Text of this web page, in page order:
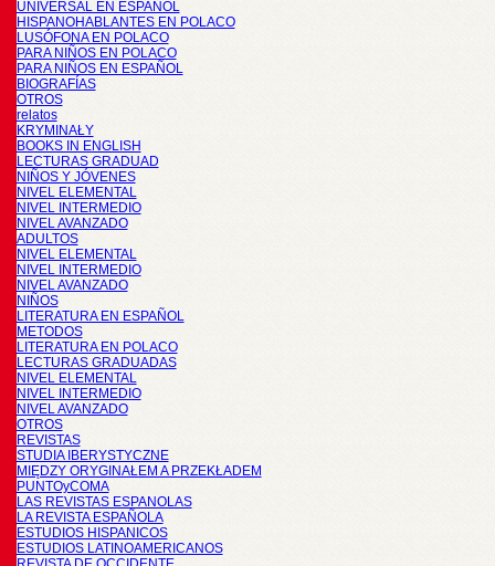
UNIVERSAL EN ESPAÑOL
HISPANOHABLANTES EN POLACO
LUSÓFONA EN POLACO
PARA NIÑOS EN POLACO
PARA NIÑOS EN ESPAÑOL
BIOGRAFÍAS
OTROS
relatos
KRYMINAŁY
BOOKS IN ENGLISH
LECTURAS GRADUAD
NIÑOS Y JÓVENES
NIVEL ELEMENTAL
NIVEL INTERMEDIO
NIVEL AVANZADO
ADULTOS
NIVEL ELEMENTAL
NIVEL INTERMEDIO
NIVEL AVANZADO
NIÑOS
LITERATURA EN ESPAÑOL
METODOS
LITERATURA EN POLACO
LECTURAS GRADUADAS
NIVEL ELEMENTAL
NIVEL INTERMEDIO
NIVEL AVANZADO
OTROS
REVISTAS
STUDIA IBERYSTYCZNE
MIĘDZY ORYGINAŁEM A PRZEKŁADEM
PUNTOyCOMA
LAS REVISTAS ESPANOLAS
LA REVISTA ESPAÑOLA
ESTUDIOS HISPANICOS
ESTUDIOS LATINOAMERICANOS